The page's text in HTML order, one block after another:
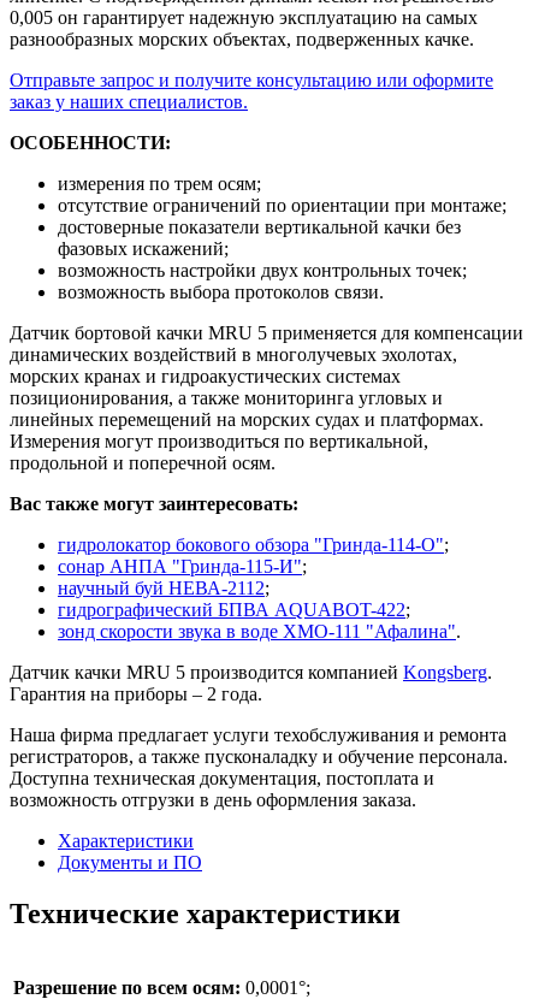
0,005 он гарантирует надежную эксплуатацию на самых
разнообразных морских объектах, подверженных качке.
Отправьте запрос и получите консультацию или оформите
заказ у наших специалистов.
ОСОБЕННОСТИ:
измерения по трем осям;
отсутствие ограничений по ориентации при монтаже;
достоверные показатели вертикальной качки без
фазовых искажений;
возможность настройки двух контрольных точек;
возможность выбора протоколов связи.
Датчик бортовой качки MRU 5 применяется для компенсации
динамических воздействий в многолучевых эхолотах,
морских кранах и гидроакустических системах
позиционирования, а также мониторинга угловых и
линейных перемещений на морских судах и платформах.
Измерения могут производиться по вертикальной,
продольной и поперечной осям.
Вас также могут заинтересовать:
гидролокатор бокового обзора "Гринда-114-О";
сонар АНПА "Гринда-115-И";
научный буй НЕВА-2112;
гидрографический БПВА AQUABOT-422;
зонд скорости звука в воде ХМО-111 "Афалина".
Датчик качки MRU 5 производится компанией Kongsberg.
Гарантия на приборы – 2 года.
Наша фирма предлагает услуги техобслуживания и ремонта
регистраторов, а также пусконаладку и обучение персонала.
Доступна техническая документация, постоплата и
возможность отгрузки в день оформления заказа.
Характеристики
Документы и ПО
Технические характеристики
Разрешение по всем осям: 0,0001°;